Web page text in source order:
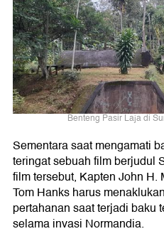
Benteng Pasir Laja di
Sementara saat mengamati
teringat sebuah film berjudul
film tersebut, Kapten John
Tom Hanks harus
pertahanan saat terjadi baku
selama invasi Normandia.